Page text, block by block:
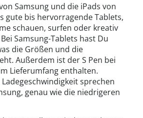
Samsung und die iPads von
gute bis hervorragende Tablets,
schauen, surfen oder kreativ
Samsung-Tablets hast Du
die Größen und die
Außerdem ist der S Pen bei
Lieferumfang enthalten.
sprechen
genau wie die niedrigeren